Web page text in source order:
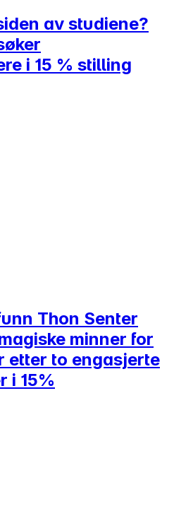
av studiene?
i 15 % stilling
Thon Senter
minner for
etter to engasjerte
i 15%